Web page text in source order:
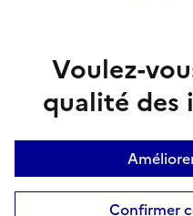
Voulez-
qualité des
Confirmer